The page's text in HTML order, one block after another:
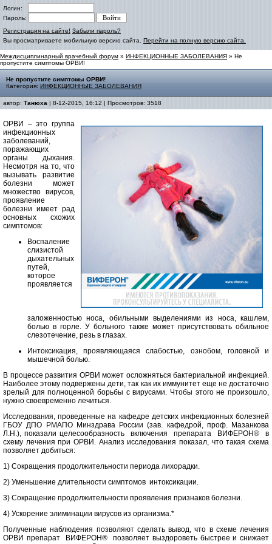
Логин:
Пароль:
Регистрация на сайте! Забыли пароль?
Вы просматриваете мобильную версию сайта. Перейти на полную версию сайта.
Междисциплинарный врачебный форум » ИНФЕКЦИОННЫЕ ЗАБОЛЕВАНИЯ » Не
пропустите симптомы ОРВИ!
Не пропустите симптомы ОРВИ!
Категория: ИНФЕКЦИОННЫЕ ЗАБОЛЕВАНИЯ
автор: Танюха | 8-12-2015, 16:12 | Просмотров: 3518
ОРВИ – это группа
инфекционных
заболеваний,
поражающих
органы дыхания.
Несмотря на то, что
вызывать развитие
болезни может
множество вирусов,
проявление
болезни имеет рад
основных схожих
симптомов:
Воспаление
слизистой
дыхательных
путей,
которое
проявляется
заложенностью носа, обильными выделениями из носа, кашлем,
болью в горле. У больного также может присутствовать обильное
слезотечение, резь в глазах.
Интоксикация, проявляющаяся слабостью, ознобом, головной и
мышечной болью.
В процессе развития ОРВИ может осложняться бактериальной инфекцией.
Наиболее этому подвержены дети, так как их иммунитет еще не достаточно
зрелый для полноценной борьбы с вирусами. Чтобы этого не произошло,
нужно своевременно лечиться.
Исследования, проведенные на кафедре детских инфекционных болезней
ГБОУ ДПО РМАПО Минздрава России (зав. кафедрой, проф. Мазанкова
Л.Н.), показали целесообразность включения препарата ВИФЕРОН® в
схему лечения при ОРВИ. Анализ исследования показал, что такая схема
позволяет добиться:
1) Сокращения продолжительности периода лихорадки.
2) Уменьшение длительности симптомов интоксикации.
3) Сокращение продолжительности проявления признаков болезни.
4) Ускорение элиминации вирусов из организма.*
Полученные наблюдения позволяют сделать вывод, что в схеме лечения
ОРВИ препарат ВИФЕРОН® позволяет выздороветь быстрее и снижает